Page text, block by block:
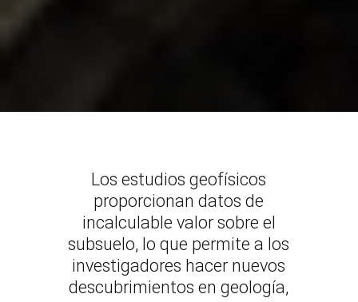
Los estudios geofísicos
proporcionan datos de
incalculable valor sobre el
subsuelo, lo que permite a los
investigadores hacer nuevos
descubrimientos en geología,